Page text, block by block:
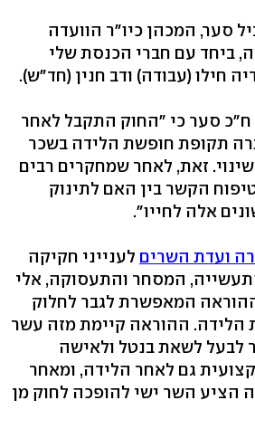
סער, המכהן כיו"ר הוועדה
ביחד עם חברי הכנסת שלי
חילו (עבודה) ודב חנין (חד"ש).
ח"כ סער כי "החוק התקבל לאחר
נותרה תקופת חופשת הלידה בשכר
זאת, לאחר שמחקרים רבים
הקשר בין האם לתינוק
אלה לחייו".
ועדת השרים לענייני חקיקה
המסחר והתעסוקה, אלי
המאפשרת לגבר לחלוק
ההוראה קיימת מזה עשר
לבעל לשאת בנטל ולאישה
גם לאחר הלידה, ומאחר
הציע השר ישי להופכה לחוק מן